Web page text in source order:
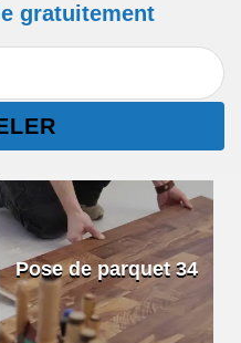
gratuitement
Pose de parquet 34